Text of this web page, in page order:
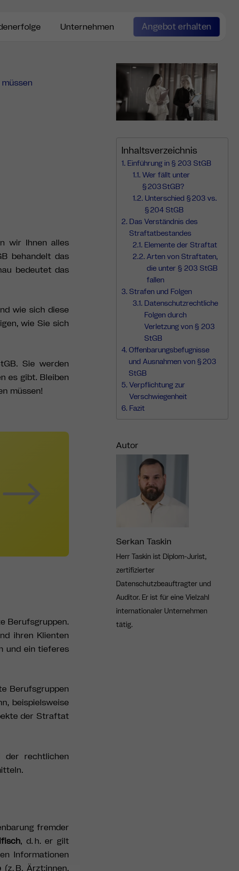
Unternehmen Angebot erhalten
wir Ihnen alles
behandelt das
bedeutet das
wie sich diese
wie Sie sich
Sie werden
es gibt. Bleiben
müssen!
Berufsgruppen.
ihren Klienten
und ein tieferes
Berufsgruppen
beispielsweise
der Straftat
rechtlichen
fremder
, d. h. er gilt
Informationen
(z. B. Ärzt:innen,
Inhaltsverzeichnis
Einführung in § 203 StGB
Wer fällt unter
§ 203 StGB?
Unterschied § 203 vs.
§ 204 StGB
Das Verständnis des
Straftatbestandes
Elemente der Straftat
Arten von Straftaten,
die unter § 203 StGB
fallen
Strafen und Folgen
Datenschutzrechtliche
Folgen durch
Verletzung von § 203
StGB
Offenbarungsbefugnisse
und Ausnahmen von § 203
StGB
Verpflichtung zur
Verschwiegenheit
Fazit
Autor
Serkan Taskin
Herr Taskin ist Diplom-Jurist,
zertifizierter
Datenschutzbeauftragter und
Auditor. Er ist für eine Vielzahl
internationaler Unternehmen
tätig.